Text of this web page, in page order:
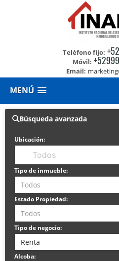
Teléfono fijo:
Móvil:
Email:
MENÚ
Búsqueda avanzada
Ubicación:
Tipo de inmueble:
Todos
Estado Propiedad:
Todos
Tipo de negocio:
Renta
Alcoba: